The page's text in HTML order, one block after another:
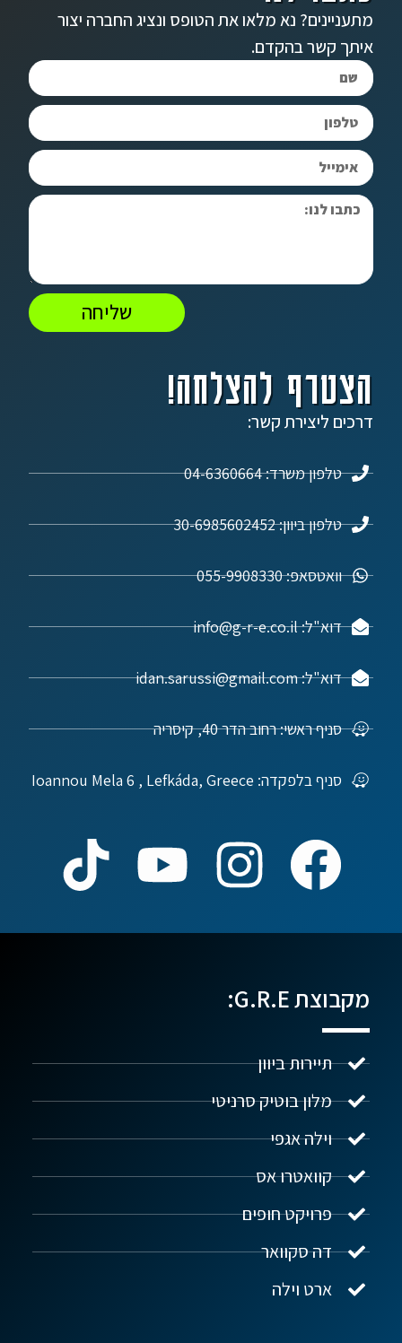
הצטרף להצלחה!
דרכים ליצירת קשר:
טלפון משרד: 04-6360664
טלפון ביוון: 30-6985602452
וואטסאפ: 055-9908330
דוא"ל: info@g-r-e.co.il
דוא"ל: idan.sarussi@gmail.com
סניף ראשי: רחוב הדר 40, קיסריה
סניף בלפקדה: Ioannou Mela 6 , Lefkáda, Greece
מתעניינים? נא מלאו את הטופס ונציג החברה יצור
איתך קשר בהקדם.
שליחה
מקבוצת G.R.E:
תיירות ביוון
מלון בוטיק סרניטי
וילה אגפי
קוואטרו אס
פרויקט חופים
דה סקוואר
ארט וילה
נדל"ן ביוון G.R.E
שלום! איך אפשר לעזור?